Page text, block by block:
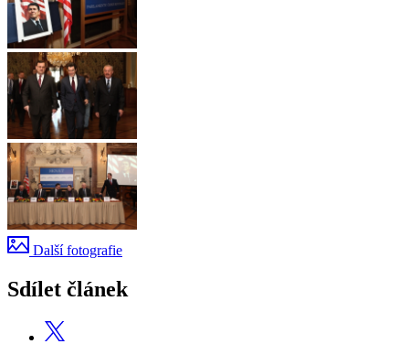
Další fotografie
Sdílet článek